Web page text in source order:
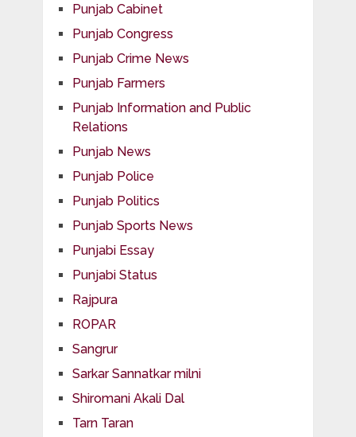
Punjab Cabinet
Punjab Congress
Punjab Crime News
Punjab Farmers
Punjab Information and Public
Relations
Punjab News
Punjab Police
Punjab Politics
Punjab Sports News
Punjabi Essay
Punjabi Status
Rajpura
ROPAR
Sangrur
Sarkar Sannatkar milni
Shiromani Akali Dal
Tarn Taran